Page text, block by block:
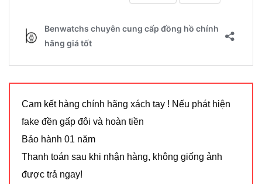
Cam kết hàng chính hãng xách tay ! Nếu phát hiện
fake đền gấp đôi và hoàn tiền
Bảo hành 01 năm
Thanh toán sau khi nhận hàng, không giống ảnh
được trả ngay!